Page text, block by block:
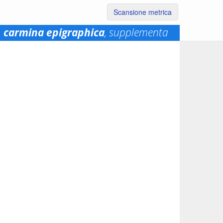
Scansione metrica
carmina epigraphica, supplementa